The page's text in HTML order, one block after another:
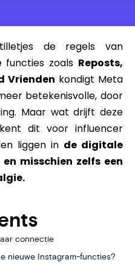
de regels van
functies zoals Reposts,
Vrienden kondigt Meta
betekenisvolle, door
Maar wat drijft deze
dit voor influencer
liggen in de digitale
misschien zelfs een
connectie
nieuwe Instagram-functies?